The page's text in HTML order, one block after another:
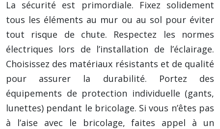
La sécurité est primordiale. Fixez solidement
tous les éléments au mur ou au sol pour éviter
tout risque de chute. Respectez les normes
électriques lors de l’installation de l’éclairage.
Choisissez des matériaux résistants et de qualité
pour assurer la durabilité. Portez des
équipements de protection individuelle (gants,
lunettes) pendant le bricolage. Si vous n’êtes pas
à l’aise avec le bricolage, faites appel à un